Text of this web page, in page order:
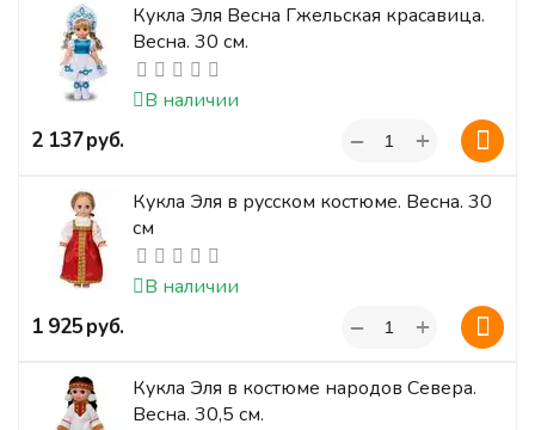
Кукла Эля Весна Гжельская красавица.
Весна. 30 см.
В наличии
‍2 137‍руб. +
−
Кукла Эля в русском костюме. Весна. 30
см
В наличии
‍1 925‍руб. +
−
Кукла Эля в костюме народов Севера.
Весна. 30,5 см.